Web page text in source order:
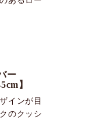
ー
】
インが目
のクッシ